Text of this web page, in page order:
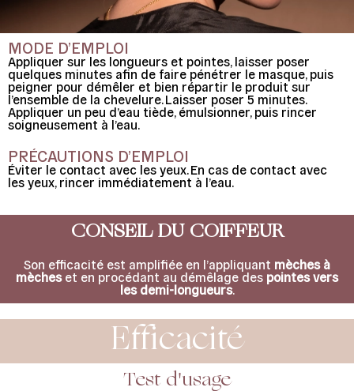
MODE D’EMPLOI
Appliquer sur les longueurs et pointes, laisser poser
quelques minutes afin de faire pénétrer le masque, puis
peigner pour démêler et bien répartir le produit sur
l’ensemble de la chevelure. Laisser poser 5 minutes.
Appliquer un peu d’eau tiède, émulsionner, puis rincer
soigneusement à l’eau.
PRÉCAUTIONS D’EMPLOI
Éviter le contact avec les yeux. En cas de contact avec
les yeux, rincer immédiatement à l’eau.
CONSEIL DU COIFFEUR
Son efficacité est amplifiée en l’appliquant mèches à
mècheset en procédant au démêlage des pointes vers
les demi-longueurs.
Efficacité
Test d'usage